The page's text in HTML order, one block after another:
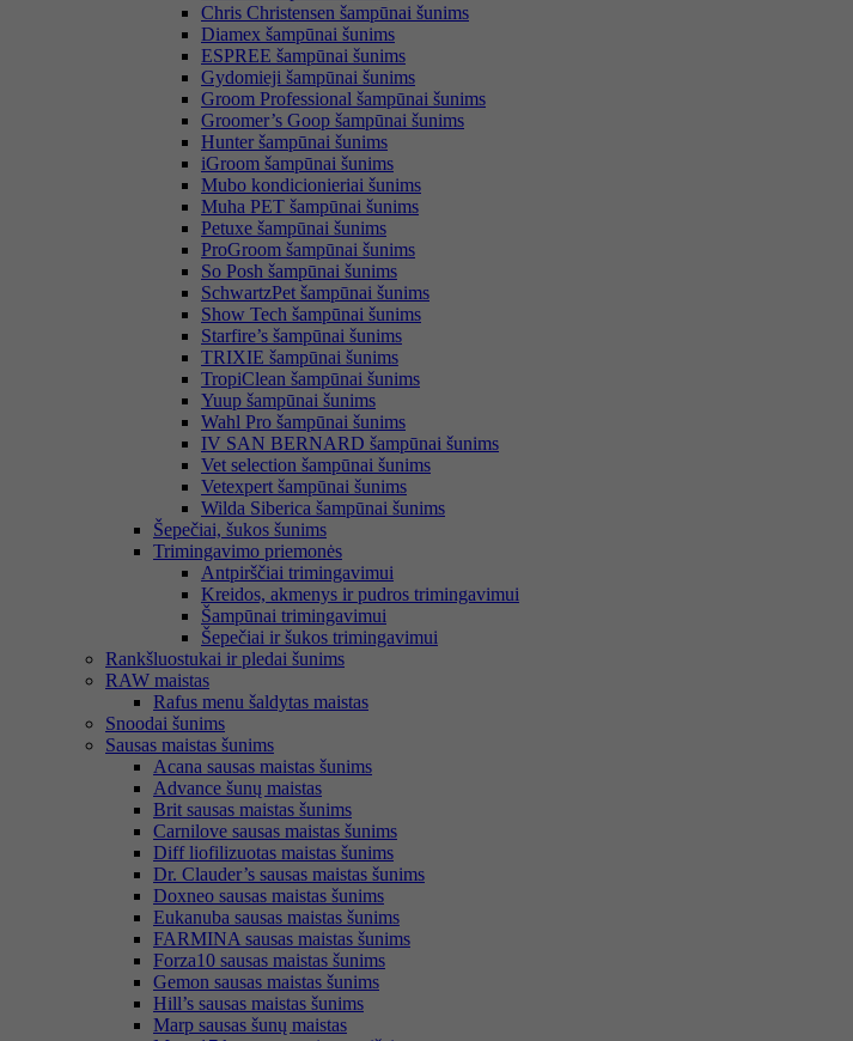
Chris Christensen šampūnai šunims
Diamex šampūnai šunims
ESPREE šampūnai šunims
Gydomieji šampūnai šunims
Groom Professional šampūnai šunims
Groomer’s Goop šampūnai šunims
Hunter šampūnai šunims
iGroom šampūnai šunims
Mubo kondicionieriai šunims
Muha PET šampūnai šunims
Petuxe šampūnai šunims
ProGroom šampūnai šunims
So Posh šampūnai šunims
SchwartzPet šampūnai šunims
Show Tech šampūnai šunims
Starfire’s šampūnai šunims
TRIXIE šampūnai šunims
TropiClean šampūnai šunims
Yuup šampūnai šunims
Wahl Pro šampūnai šunims
IV SAN BERNARD šampūnai šunims
Vet selection šampūnai šunims
Vetexpert šampūnai šunims
Wilda Siberica šampūnai šunims
Šepečiai, šukos šunims
Trimingavimo priemonės
Antpirščiai trimingavimui
Kreidos, akmenys ir pudros trimingavimui
Šampūnai trimingavimui
Šepečiai ir šukos trimingavimui
Rankšluostukai ir pledai šunims
RAW maistas
Rafus menu šaldytas maistas
Snoodai šunims
Sausas maistas šunims
Acana sausas maistas šunims
Advance šunų maistas
Brit sausas maistas šunims
Carnilove sausas maistas šunims
Diff liofilizuotas maistas šunims
Dr. Clauder’s sausas maistas šunims
Doxneo sausas maistas šunims
Eukanuba sausas maistas šunims
FARMINA sausas maistas šunims
Forza10 sausas maistas šunims
Gemon sausas maistas šunims
Hill’s sausas maistas šunims
Marp sausas šunų maistas